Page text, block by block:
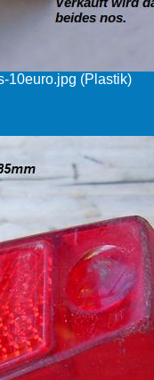
10euro.jpg (Plastik)